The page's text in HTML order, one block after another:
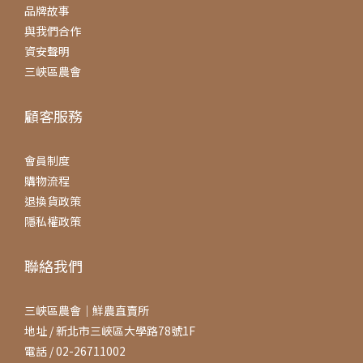
品牌故事
與我們合作
資安聲明
三峽區農會
顧客服務
會員制度
購物流程
退換貨政策
隱私權政策
聯絡我們
三峽區農會｜鮮農直賣所
地址 / 新北市三峽區大學路78號1F
電話 / 02-26711002